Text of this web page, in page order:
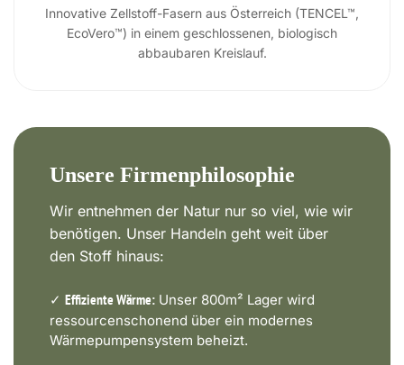
Innovative Zellstoff-Fasern aus Österreich (TENCEL™,
EcoVero™) in einem geschlossenen, biologisch
abbaubaren Kreislauf.
Unsere Firmenphilosophie
Wir entnehmen der Natur nur so viel, wie wir
benötigen. Unser Handeln geht weit über
den Stoff hinaus:
✓ Effiziente Wärme: Unser 800m² Lager wird
ressourcenschonend über ein modernes
Wärmepumpensystem beheizt.